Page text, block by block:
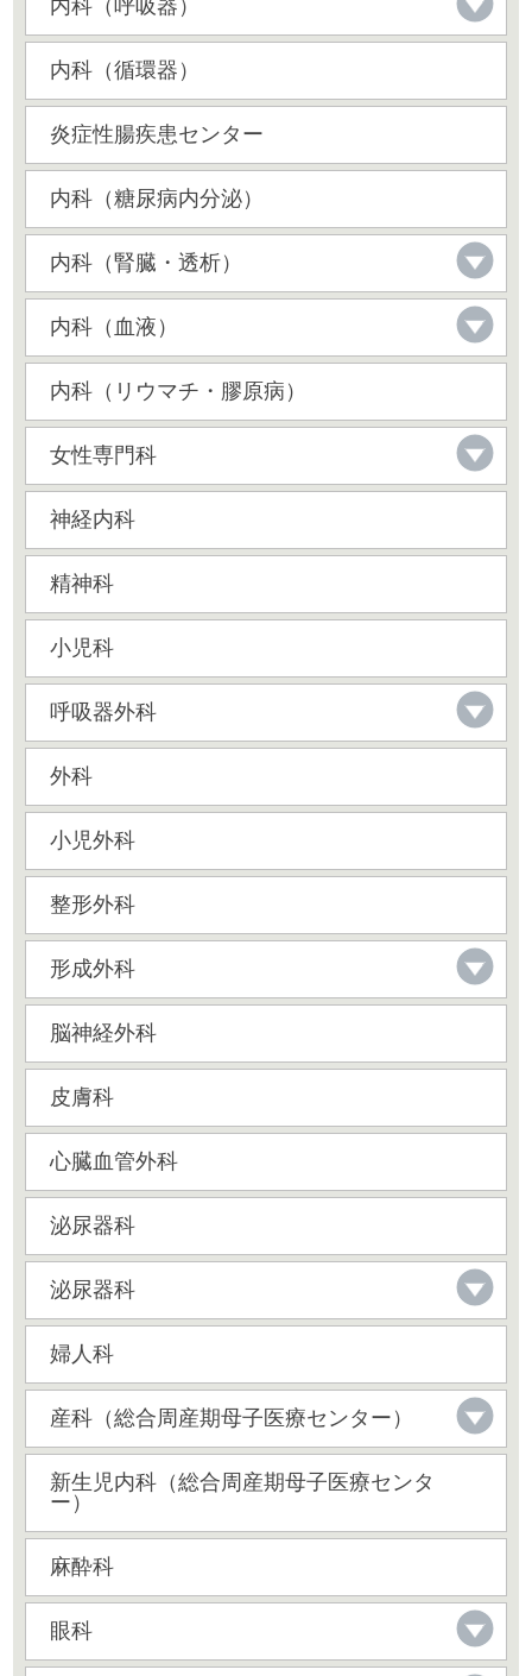
内科（呼吸器）
内科（循環器）
炎症性腸疾患センター
内科（糖尿病内分泌）
内科（腎臓・透析）
内科（血液）
内科（リウマチ・膠原病）
女性専門科
神経内科
精神科
小児科
呼吸器外科
外科
小児外科
整形外科
形成外科
脳神経外科
皮膚科
心臓血管外科
泌尿器科
泌尿器科
婦人科
産科（総合周産期母子医療センター）
新生児内科（総合周産期母子医療センタ
ー）
麻酔科
眼科